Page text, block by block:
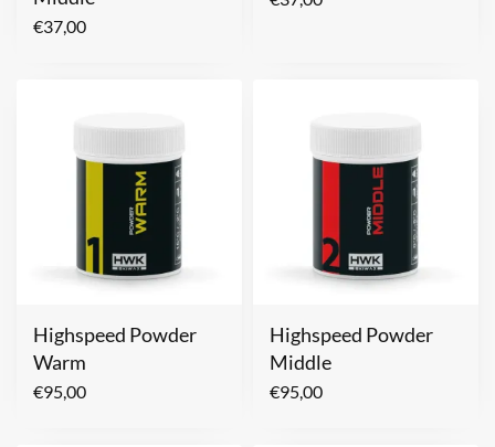
€37,00
Highspeed Powder
Warm
€95,00
Highspeed Powder
Middle
€95,00